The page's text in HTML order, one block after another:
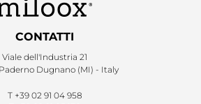
CONTATTI
Viale dell'Industria 21
Dugnano (MI) - Italy
T +39 02 91 04 958